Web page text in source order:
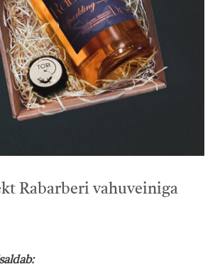
Rabarberi vahuveiniga